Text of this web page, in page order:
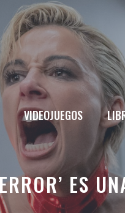
VIDEOJUEGOS
ES